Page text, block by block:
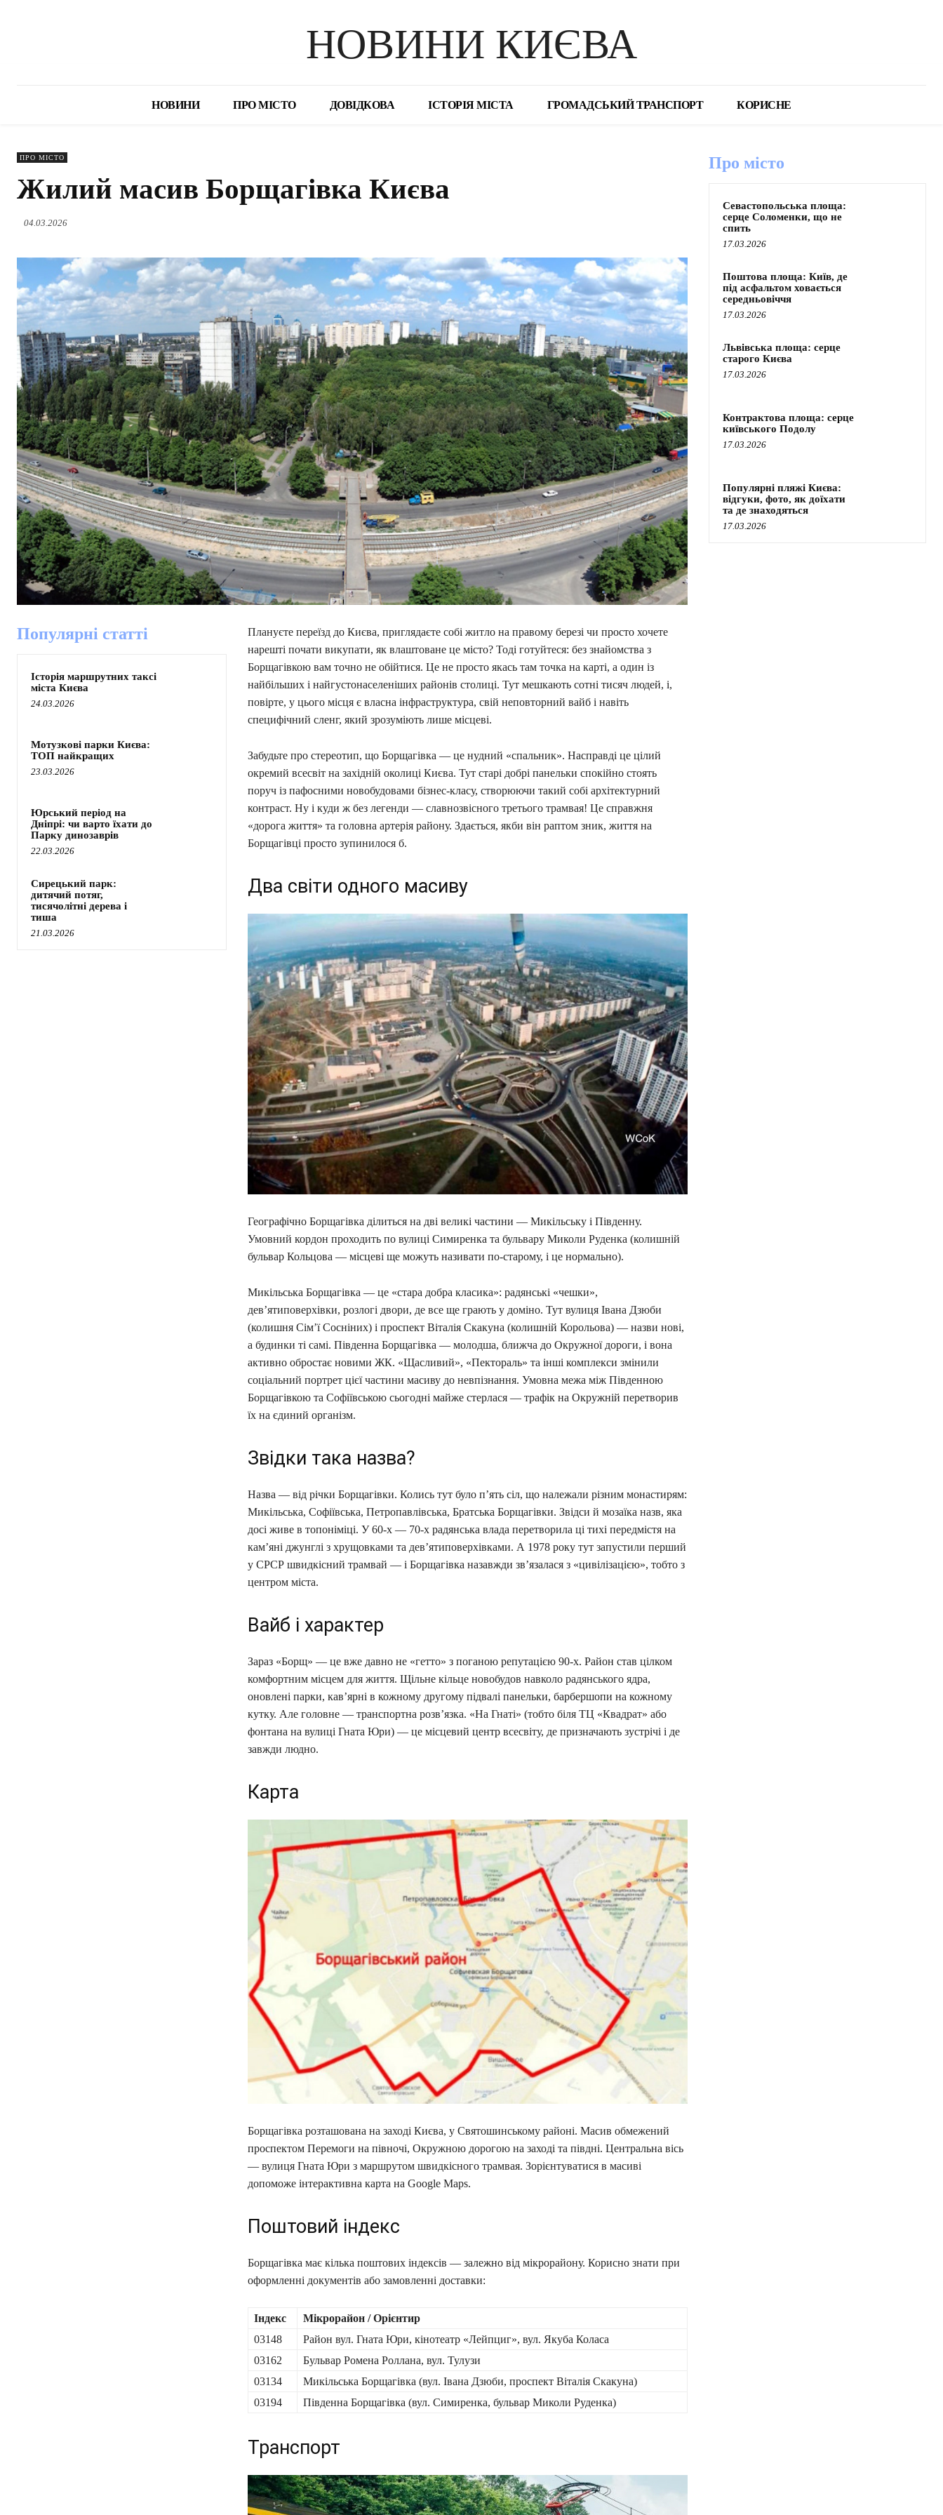
НОВИНИ КИЄВА
НОВИНИ ПРО МІСТО ДОВІДКОВА ІСТОРІЯ МІСТА ГРОМАДСЬКИЙ ТРАНСПОРТ КОРИСНЕ
ПРО МІСТО
Жилий масив Борщагівка Києва
04.03.2026
Популярні статті
Історія маршрутних таксі
міста Києва
24.03.2026
Мотузкові парки Києва:
ТОП найкращих
23.03.2026
Юрський період на
Дніпрі: чи варто їхати до
Парку динозаврів
22.03.2026
Сирецький парк:
дитячий потяг,
тисячолітні дерева і
тиша
21.03.2026
Плануєте переїзд до Києва, приглядаєте собі житло на правому березі чи просто хочете
нарешті почати викупати, як влаштоване це місто? Тоді готуйтеся: без знайомства з
Борщагівкою вам точно не обійтися. Це не просто якась там точка на карті, а один із
найбільших і найгустонаселеніших районів столиці. Тут мешкають сотні тисяч людей, і,
повірте, у цього місця є власна інфраструктура, свій неповторний вайб і навіть
специфічний сленг, який зрозуміють лише місцеві.
Забудьте про стереотип, що Борщагівка — це нудний «спальник». Насправді це цілий
окремий всесвіт на західній околиці Києва. Тут старі добрі панельки спокійно стоять
поруч із пафосними новобудовами бізнес-класу, створюючи такий собі архітектурний
контраст. Ну і куди ж без легенди — славнозвісного третього трамвая! Це справжня
«дорога життя» та головна артерія району. Здається, якби він раптом зник, життя на
Борщагівці просто зупинилося б.
Два світи одного масиву
Географічно Борщагівка ділиться на дві великі частини — Микільську і Південну.
Умовний кордон проходить по вулиці Симиренка та бульвару Миколи Руденка (колишній
бульвар Кольцова — місцеві ще можуть називати по-старому, і це нормально).
Микільська Борщагівка — це «стара добра класика»: радянські «чешки»,
дев’ятиповерхівки, розлогі двори, де все ще грають у доміно. Тут вулиця Івана Дзюби
(колишня Сім’ї Сосніних) і проспект Віталія Скакуна (колишній Корольова) — назви нові,
а будинки ті самі. Південна Борщагівка — молодша, ближча до Окружної дороги, і вона
активно обростає новими ЖК. «Щасливий», «Пектораль» та інші комплекси змінили
соціальний портрет цієї частини масиву до невпізнання. Умовна межа між Південною
Борщагівкою та Софіївською сьогодні майже стерлася — трафік на Окружній перетворив
їх на єдиний організм.
Звідки така назва?
Назва — від річки Борщагівки. Колись тут було п’ять сіл, що належали різним монастирям:
Микільська, Софіївська, Петропавлівська, Братська Борщагівки. Звідси й мозаїка назв, яка
досі живе в топоніміці. У 60-х — 70-х радянська влада перетворила ці тихі передмістя на
кам’яні джунглі з хрущовками та дев’ятиповерхівками. А 1978 року тут запустили перший
у СРСР швидкісний трамвай — і Борщагівка назавжди зв’язалася з «цивілізацією», тобто з
центром міста.
Вайб і характер
Зараз «Борщ» — це вже давно не «гетто» з поганою репутацією 90-х. Район став цілком
комфортним місцем для життя. Щільне кільце новобудов навколо радянського ядра,
оновлені парки, кав’ярні в кожному другому підвалі панельки, барбершопи на кожному
кутку. Але головне — транспортна розв’язка. «На Гнаті» (тобто біля ТЦ «Квадрат» або
фонтана на вулиці Гната Юри) — це місцевий центр всесвіту, де призначають зустрічі і де
завжди людно.
Карта
Борщагівка розташована на заході Києва, у Святошинському районі. Масив обмежений
проспектом Перемоги на півночі, Окружною дорогою на заході та півдні. Центральна вісь
— вулиця Гната Юри з маршрутом швидкісного трамвая. Зорієнтуватися в масиві
допоможе інтерактивна карта на Google Maps.
Поштовий індекс
Борщагівка має кілька поштових індексів — залежно від мікрорайону. Корисно знати при
оформленні документів або замовленні доставки:
Індекс
Мікрорайон / Орієнтир
03148
Район вул. Гната Юри, кінотеатр «Лейпциг», вул. Якуба Коласа
03162
Бульвар Ромена Роллана, вул. Тулузи
03134
Микільська Борщагівка (вул. Івана Дзюби, проспект Віталія Скакуна)
03194
Південна Борщагівка (вул. Симиренка, бульвар Миколи Руденка)
Транспорт
Про місто
Севастопольська площа:
серце Соломенки, що не
спить
17.03.2026
Поштова площа: Київ, де
під асфальтом ховається
середньовіччя
17.03.2026
Львівська площа: серце
старого Києва
17.03.2026
Контрактова площа: серце
київського Подолу
17.03.2026
Популярні пляжі Києва:
відгуки, фото, як доїхати
та де знаходяться
17.03.2026